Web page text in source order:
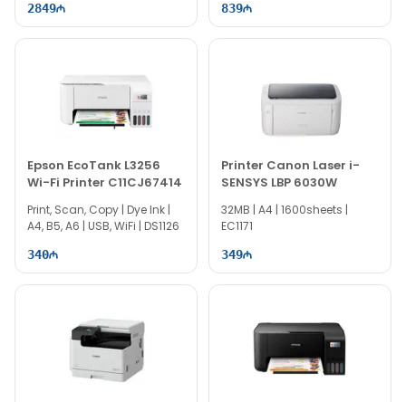
2849 839
Epson EcoTank L3256
Wi-Fi Printer C11CJ67414
Print, Scan, Copy | Dye Ink |
A4, B5, A6 | USB, WiFi | DS1126
340
Printer Canon Laser i-
SENSYS LBP 6030W
32MB | A4 | 1600sheets |
EC1171
349